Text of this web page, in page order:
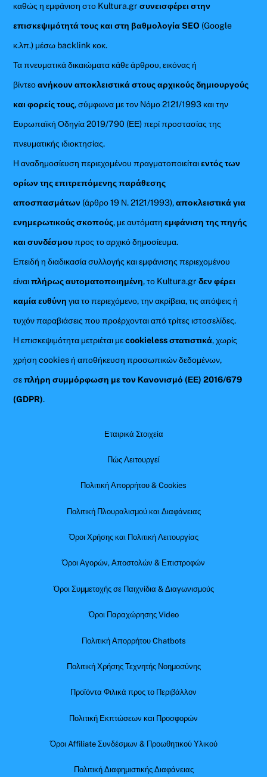
καθώς η εμφάνιση στο Kultura.gr συνεισφέρει στην
επισκεψιμότητά τους και στη βαθμολογία SEO (Google
κ.λπ.) μέσω backlink κοκ.
Τα πνευματικά δικαιώματα κάθε άρθρου, εικόνας ή
βίντεοανήκουν αποκλειστικά στους αρχικούς δημιουργούς
και φορείς τους, σύμφωνα με τον Νόμο 2121/1993 και την
Ευρωπαϊκή Οδηγία 2019/790 (ΕΕ) περί προστασίας της
πνευματικής ιδιοκτησίας.
Η αναδημοσίευση περιεχομένου πραγματοποιείταιεντός των
ορίων της επιτρεπόμενης παράθεσης
αποσπασμάτων (άρθρο 19 Ν. 2121/1993),αποκλειστικά για
ενημερωτικούς σκοπούς, με αυτόματηεμφάνιση της πηγής
και συνδέσμουπρος το αρχικό δημοσίευμα.
Επειδή η διαδικασία συλλογής και εμφάνισης περιεχομένου
είναιπλήρως αυτοματοποιημένη, το Kultura.grδεν φέρει
καμία ευθύνη για το περιεχόμενο, την ακρίβεια, τις απόψεις ή
τυχόν παραβιάσεις που προέρχονται από τρίτες ιστοσελίδες.
Η επισκεψιμότητα μετριέται μεcookieless στατιστικά, χωρίς
χρήση cookies ή αποθήκευση προσωπικών δεδομένων,
σεπλήρη συμμόρφωση με τον Κανονισμό (ΕΕ) 2016/679
(GDPR).
Εταιρικά Στοιχεία
Πώς Λειτουργεί
Πολιτική Απορρήτου & Cookies
Πολιτική Πλουραλισμού και Διαφάνειας
Όροι Χρήσης και Πολιτική Λειτουργίας
Όροι Αγορών, Αποστολών & Επιστροφών
Όροι Συμμετοχής σε Παιχνίδια & Διαγωνισμούς
Όροι Παραχώρησης Video
Πολιτική Απορρήτου Chatbots
Πολιτική Χρήσης Τεχνητής Νοημοσύνης
Προϊόντα Φιλικά προς το Περιβάλλον
Πολιτική Εκπτώσεων και Προσφορών
Όροι Affiliate Συνδέσμων & Προωθητικού Υλικού
Πολιτική Διαφημιστικής Διαφάνειας